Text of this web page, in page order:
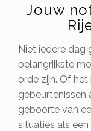
Jouw
Niet iedere dag
belangrijkste
orde zijn. Of
gebeurtenissen
geboorte van
situaties als